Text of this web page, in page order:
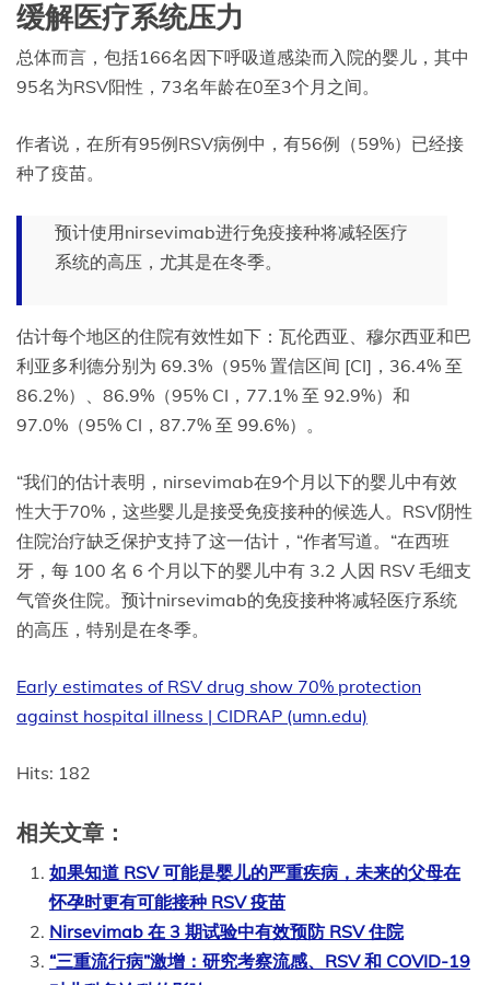
缓解医疗系统压力
总体而言，包括166名因下呼吸道感染而入院的婴儿，其中
95名为RSV阳性，73名年龄在0至3个月之间。
作者说，在所有95例RSV病例中，有56例（59%）已经接
种了疫苗。
预计使用nirsevimab进行免疫接种将减轻医疗
系统的高压，尤其是在冬季。
估计每个地区的住院有效性如下：瓦伦西亚、穆尔西亚和巴
利亚多利德分别为 69.3%（95% 置信区间 [CI]，36.4% 至
86.2%）、86.9%（95% CI，77.1% 至 92.9%）和
97.0%（95% CI，87.7% 至 99.6%）。
“我们的估计表明，nirsevimab在9个月以下的婴儿中有效
性大于70%，这些婴儿是接受免疫接种的候选人。RSV阴性
住院治疗缺乏保护支持了这一估计，“作者写道。“在西班
牙，每 100 名 6 个月以下的婴儿中有 3.2 人因 RSV 毛细支
气管炎住院。预计nirsevimab的免疫接种将减轻医疗系统
的高压，特别是在冬季。
Early estimates of RSV drug show 70% protection
against hospital illness | CIDRAP (umn.edu)
Hits: 182
相关文章：
如果知道 RSV 可能是婴儿的严重疾病，未来的父母在
怀孕时更有可能接种 RSV 疫苗
Nirsevimab 在 3 期试验中有效预防 RSV 住院
“三重流行病”激增：研究考察流感、RSV 和 COVID-19